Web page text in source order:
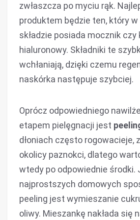
zwłaszcza po myciu rąk.
produktem będzie ten, który
składzie posiada mocznik czy
hialuronowy. Składniki te
wchłaniają, dzięki czemu
naskórka następuje szybciej.
Oprócz odpowiedniego
etapem pielęgnacji jest
dłoniach często rogowacieje,
okolicy paznokci, dlatego
wtedy po odpowiednie środki.
najprostszych domowych
peeling jest wymieszanie
oliwy. Mieszankę nakłada się